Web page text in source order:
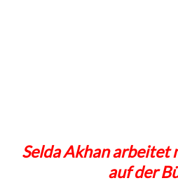
Selda Akhan arbeitet
auf der